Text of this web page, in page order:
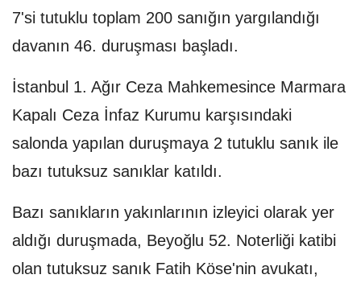
7'si tutuklu toplam 200 sanığın yargılandığı
davanın 46. duruşması başladı.
İstanbul 1. Ağır Ceza Mahkemesince Marmara
Kapalı Ceza İnfaz Kurumu karşısındaki
salonda yapılan duruşmaya 2 tutuklu sanık ile
bazı tutuksuz sanıklar katıldı.
Bazı sanıkların yakınlarının izleyici olarak yer
aldığı duruşmada, Beyoğlu 52. Noterliği katibi
olan tutuksuz sanık Fatih Köse'nin avukatı,